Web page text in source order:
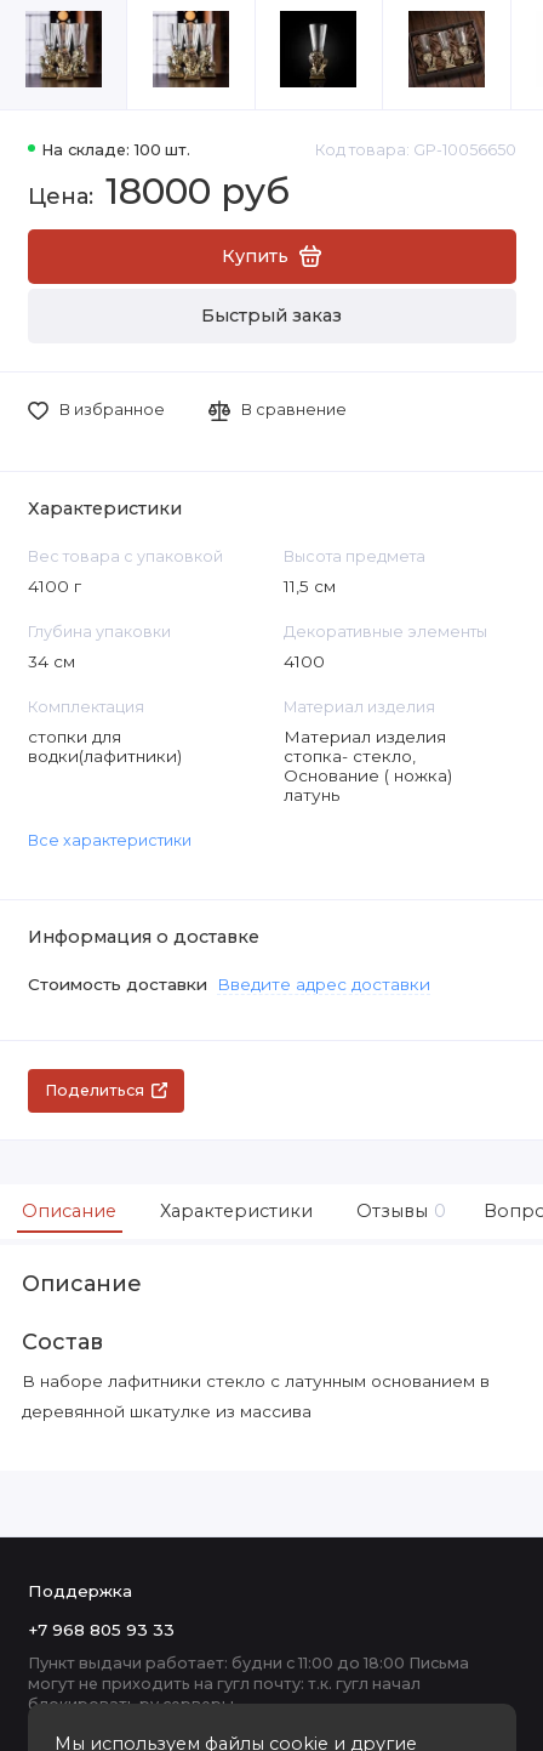
На складе: 100 шт. Код товара: GP-10056650
18000 руб
Купить
Быстрый заказ
В избранное В сравнение
Характеристики
Вес товара с упаковкой
4100 г
Высота предмета
11,5 см
Глубина упаковки
34 см
Декоративные элементы
4100
Комплектация
стопки для
водки(лафитники)
Материал изделия
Материал изделия
стопка- стекло,
Основание ( ножка)
латунь
Все характеристики
Информация о доставке
Стоимость доставки Введите адрес доставки
Поделиться
Описание Характеристики Отзывы 0
Описание
Состав
В наборе лафитники стекло с латунным основанием в
деревянной шкатулке из массива
Мы используем файлы cookie и другие
Поддержка
+7 968 805 93 33
Пункт выдачи работает: будни с 11:00 до 18:00 Письма
могут не приходить на гугл почту: т.к. гугл начал
блокировать ру серверы